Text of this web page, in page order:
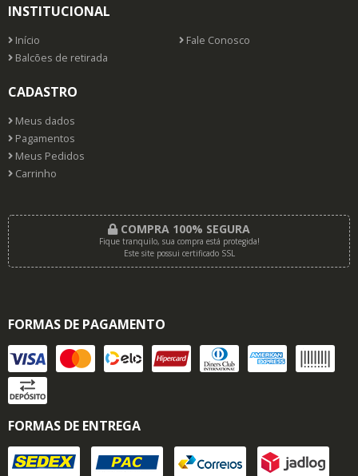
INSTITUCIONAL
Início
Fale Conosco
Balcões de retirada
CADASTRO
Meus dados
Pagamentos
Meus Pedidos
Carrinho
COMPRA 100% SEGURA
Fique tranquilo, sua compra está protegida!
Este site possui certificado SSL
FORMAS DE PAGAMENTO
FORMAS DE ENTREGA